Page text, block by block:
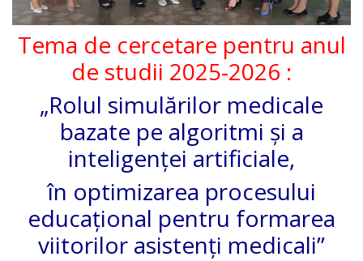
Human
Resources
Assurance
EduLIFE
Consiliul
Elevilor
Tekwill
Tema de cercetare pentru anul
de studii 2025-2026 :
„Rolul simulărilor medicale
bazate pe algoritmi și a
inteligenței artificiale,
în optimizarea procesului
educațional pentru formarea
viitorilor asistenți medicali”